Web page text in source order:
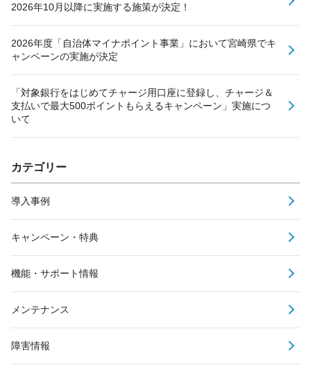
2026年10月以降に実施する施策が決定！
2026年度「自治体マイナポイント事業」において宮崎県でキ
ャンペーンの実施が決定
「対象銀行をはじめてチャージ用口座に登録し、チャージ＆
支払いで最大500ポイントもらえるキャンペーン」実施につ
いて
カテゴリー
導入事例
キャンペーン・特典
機能・サポート情報
メンテナンス
障害情報